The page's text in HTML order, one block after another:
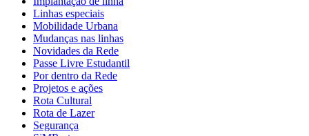
Linhas especiais
Mobilidade Urbana
Mudanças nas linhas
Novidades da Rede
Passe Livre Estudantil
Por dentro da Rede
Projetos e ações
Rota Cultural
Rota de Lazer
Segurança